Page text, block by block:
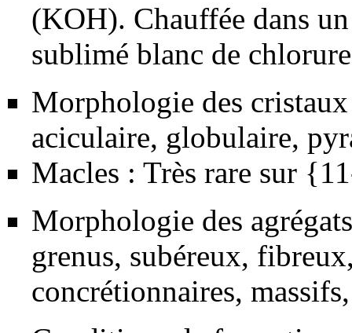
(KOH). Chauffée dans
sublimé blanc de
Morphologie des
aciculaire, globulaire,
Macles : Très rare sur
Morphologie des
grenus, subéreux,
concrétionnaires,